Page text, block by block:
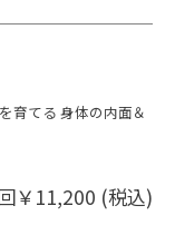
育てる 身体の内面＆
￥11,200 (税込)